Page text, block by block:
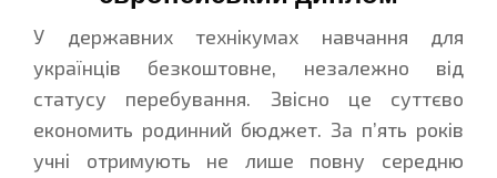
У державних технікумах навчання для
українців безкоштовне, незалежно від
статусу перебування. Звісно це суттєво
економить родинний бюджет. За п’ять років
учні отримують не лише повну середню